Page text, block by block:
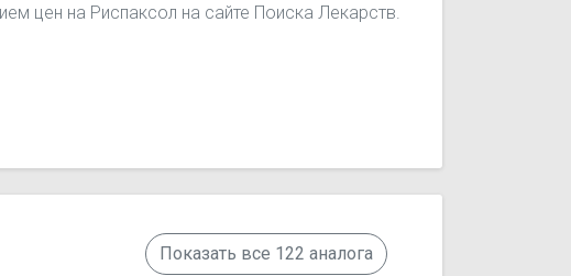
цен на Риспаксол на сайте Поиска Лекарств.
Показать все 122 аналога